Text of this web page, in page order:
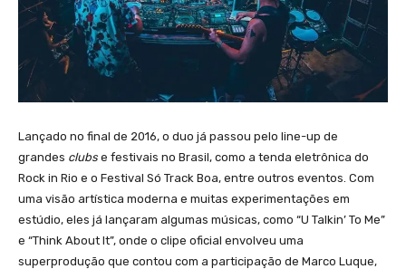
Lançado no final de 2016, o duo já passou pelo line-up de
grandes clubs e festivais no Brasil, como a tenda eletrônica do
Rock in Rio e o Festival Só Track Boa, entre outros eventos. Com
uma visão artística moderna e muitas experimentações em
estúdio, eles já lançaram algumas músicas, como “U Talkin’ To Me”
e “Think About It”, onde o clipe oficial envolveu uma
superprodução que contou com a participação de Marco Luque,